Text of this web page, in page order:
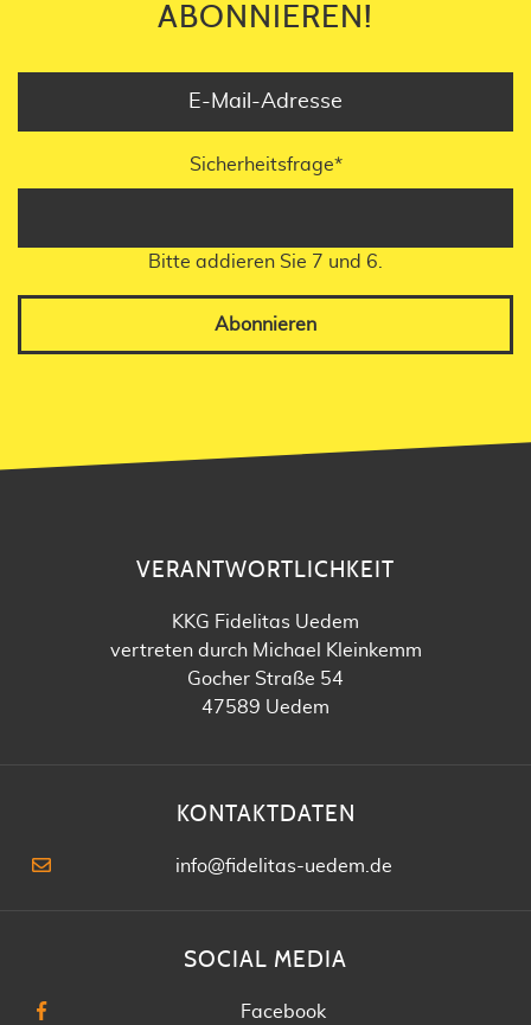
ABONNIEREN!
Sicherheitsfrage*
Bitte addieren Sie 7 und 6.
Abonnieren
VERANTWORTLICHKEIT
KKG Fidelitas Uedem
vertreten durch Michael Kleinkemm
Gocher Straße 54
47589 Uedem
KONTAKTDATEN
info@fidelitas-uedem.de
SOCIAL MEDIA
Facebook